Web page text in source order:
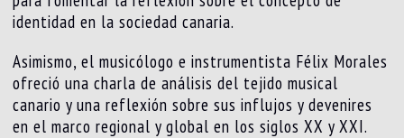
identidad en la sociedad canaria.
Asimismo, el musicólogo e instrumentista Félix Morales
ofreció una charla de análisis del tejido musical
canario y una reflexión sobre sus influjos y devenires
en el marco regional y global en los siglos XX y XXI.